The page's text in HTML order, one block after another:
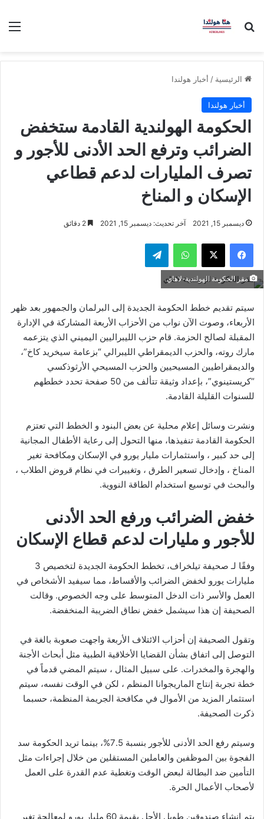
بحث عن
الرئيسية / أخبار هولندا
أخبار هولندا
الحكومة الهولندية القادمة ستخفض
الضرائب وترفع الحد الأدنى للأجور و
تصرف المليارات لدعم قطاعي
الإسكان و المناخ
ديسمبر 15, 2021 آخر تحديث: ديسمبر 15, 2021
فيسبوك ‫X واتساب تيلقرام
مقر الحكومة الهولندية-لاهاي
سيتم تقديم خطط الحكومة الجديدة إلى البرلمان والجمهور بعد ظهر
الأربعاء، وصوت الآن نواب من الأحزاب الأربعة المشاركة في الإدارة
المقبلة لصالح الحزمة. قام حزب الليبراليين اليميني الذي يتزعمه
مارك روته، والحزب الديمقراطي الليبرالي “بزعامة سيخريد كاخ”،
والديمقراطيين المسيحيين والحزب المسيحي الأرثوذكسي
“كريستينوي”، بإعداد وثيقة تتألف من 50 صفحة تحدد خططهم
للسنوات القليلة القادمة.
ونشرت وسائل إعلام محلية عن بعض البنود و الخطط التي تعتزم
الحكومة القادمة تنفيذها، منها التحول إلى رعاية الأطفال المجانية
إلى حد كبير ، واستثمارات مليار يورو في الإسكان ومكافحة تغير
المناخ ، وإدخال تسعير الطرق ، وتغييرات في نظام قروض الطلاب ،
والبحث في توسيع استخدام الطاقة النووية.
خفض الضرائب ورفع الحد الأدنى
للأجور و مليارات لدعم قطاع الإسكان
وفقًا لـ صحيفة تيلخراف، تخطط الحكومة الجديدة لتخصيص 3
مليارات يورو لخفض الضرائب والأقساط، مما سيفيد الأشخاص في
العمل والأسر ذات الدخل المتوسط على وجه الخصوص. وقالت
الصحيفة إن هذا سيشمل خفض نطاق الضريبة المنخفضة.
وتقول الصحيفة إن أحزاب الائتلاف الأربعة واجهت صعوبة بالغة في
التوصل إلى اتفاق بشأن القضايا الأخلاقية الطبية مثل أبحاث الأجنة
والهجرة والمخدرات. على سبيل المثال ، سيتم المضي قدماً في
خطة تجربة إنتاج الماريجوانا المنظم ، لكن في الوقت نفسه، سيتم
استثمار المزيد من الأموال في مكافحة الجريمة المنظمة، حسبما
ذكرت الصحيفة.
وسيتم رفع الحد الأدنى للأجور بنسبة 7.5%، بينما تريد الحكومة سد
الفجوة بين الموظفين والعاملين المستقلين من خلال إجراءات مثل
التأمين ضد البطالة لبعض الوقت وتغطية عدم القدرة على العمل
لأصحاب الأعمال الحرة.
يتم إنشاء صندوقين طويل الأجل بقيمة 60 مليار يورو لمعالجة تغير